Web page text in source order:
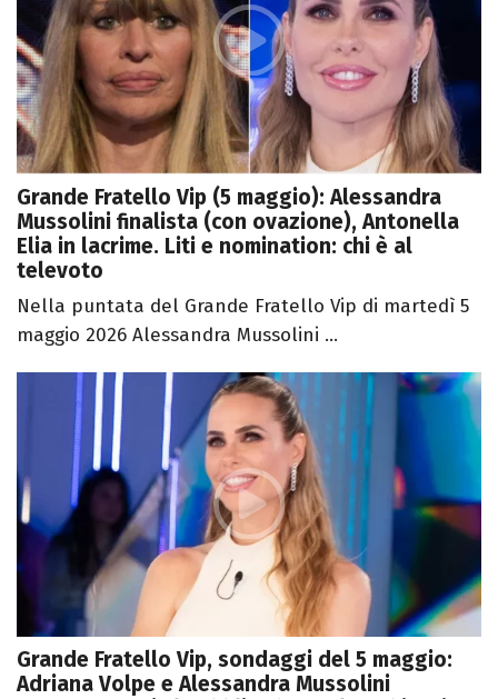
Grande Fratello Vip (5 maggio): Alessandra
Mussolini finalista (con ovazione), Antonella
Elia in lacrime. Liti e nomination: chi è al
televoto
Nella puntata del Grande Fratello Vip di martedì 5
maggio 2026 Alessandra Mussolini ...
Grande Fratello Vip, sondaggi del 5 maggio:
Adriana Volpe e Alessandra Mussolini